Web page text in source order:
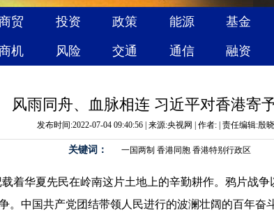
风雨同舟、血脉相连 习近平对香港寄
发布时间:2022-07-04 09:40:56 | 来源:央视网 | 作者: | 责任编辑:殷
关键词： 一国两制 香港同胞 香港特别行政区
着华夏先民在岭南这片土地上的辛勤耕作。鸦片战
。中国共产党团结带领人民进行的波澜壮阔的百年奋